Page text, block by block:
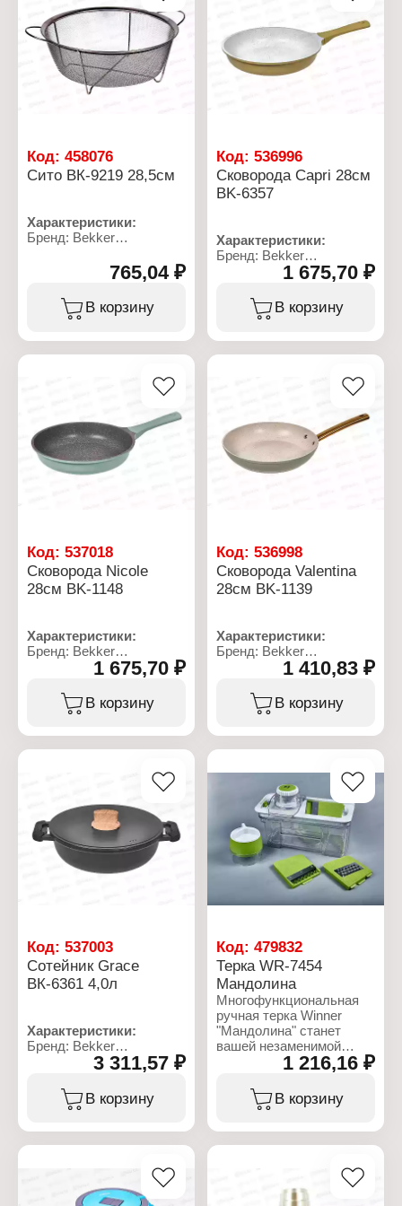
Материал: нержавеющая
сталь
Код: 458076
Сито ВК-9219 28,5см
Характеристики:
Бренд: Bekker
Тип товара: Сито
Диаметр: 28,5 см
Материал: нержавеющая
765,04 ₽
В корзину
Код:536996
Сковорода Capri 28см
BK-6357
Характеристики:
Бренд: Bekker
Артикул: ВК-6357
Тип товара: Сковорода
Диаметр: 28 см
покрытием
Тип варочной
поверхности: для всех
типов плит
алюминий
1 675,70 ₽
В корзину
Код: 537018
Сковорода Nicole
28см BK-1148
Характеристики:
Бренд: Bekker
Артикул: ВК-1148
Коллекция: "Nicole"
Тип товара: Сковорода
Диаметр: 28 см
антипригарным
покрытием
Тип варочной
поверхности: для всех
типов плит
алюминий
1 675,70 ₽
В корзину
Код:536998
Сковорода Valentina
28см BK-1139
Характеристики:
Бренд: Bekker
Артикул: ВК-1139
Коллекция: "Valentina"
Тип товара: Сковорода
Диаметр: 28 см
Тип покрытия: с
мраморным
антипригарным
покрытием
Тип варочной
поверхности: для всех
типов плит
Использование в
посудомоечной машине:
да
алюминий
1 410,83 ₽
В корзину
Код: 537003
Сотейник Grace
ВК-6361 4,0л
Характеристики:
Бренд: Bekker
Артикул: ВК-6361
Коллекция: "Grace"
Тип товара: Сотейник
Диаметр: 28 см
Комплектация: с
Тип покрытия: с
3 311,57 ₽
В корзину
Код:479832
Терка WR-7454
Мандолина
Многофункциональная
ручная терка Winner
"Мандолина" станет
вашей незаменимой
помощницей на кухне,
сэкономить время и
силы в процессе
ломтиками, соломкой,
спирализатор для
1 216,16 ₽
В корзину